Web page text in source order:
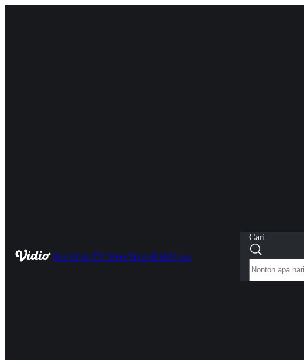
HomeLiveTV ShowSportsKidsNews
Cari